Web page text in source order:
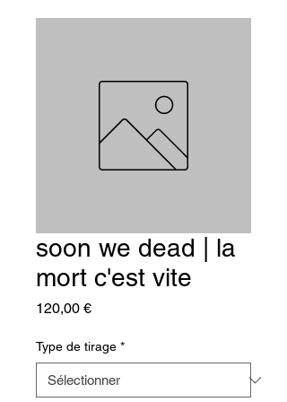
soon we dead | la
mort c'est vite
120,00 €Prix
Type de tirage *